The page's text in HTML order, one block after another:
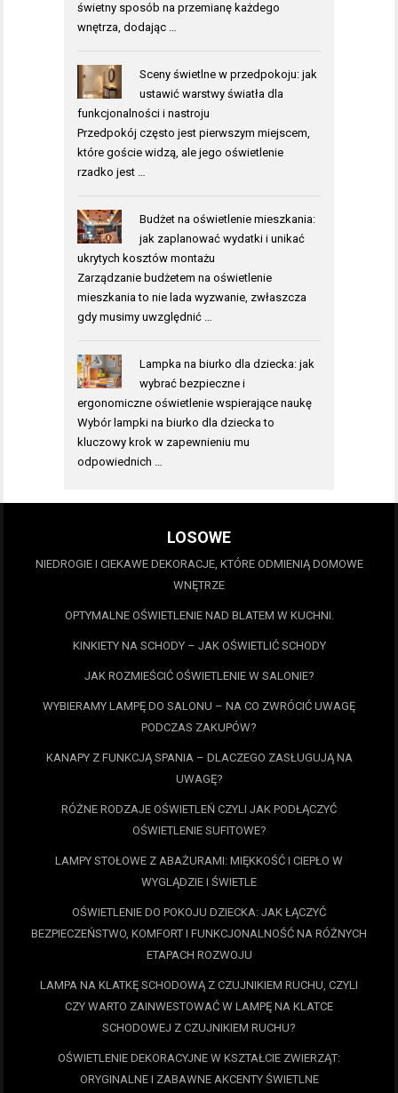
świetny sposób na przemianę każdego
wnętrza, dodając …
Sceny świetlne w przedpokoju: jak
ustawić warstwy światła dla
funkcjonalności i nastroju
Przedpokój często jest pierwszym miejscem,
które goście widzą, ale jego oświetlenie
rzadko jest …
Budżet na oświetlenie mieszkania:
jak zaplanować wydatki i unikać
ukrytych kosztów montażu
Zarządzanie budżetem na oświetlenie
mieszkania to nie lada wyzwanie, zwłaszcza
gdy musimy uwzględnić …
Lampka na biurko dla dziecka: jak
wybrać bezpieczne i
ergonomiczne oświetlenie wspierające naukę
Wybór lampki na biurko dla dziecka to
kluczowy krok w zapewnieniu mu
odpowiednich …
LOSOWE
NIEDROGIE I CIEKAWE DEKORACJE, KTÓRE ODMIENIĄ DOMOWE
WNĘTRZE
OPTYMALNE OŚWIETLENIE NAD BLATEM W KUCHNI.
KINKIETY NA SCHODY – JAK OŚWIETLIĆ SCHODY
JAK ROZMIEŚCIĆ OŚWIETLENIE W SALONIE?
WYBIERAMY LAMPĘ DO SALONU – NA CO ZWRÓCIĆ UWAGĘ
PODCZAS ZAKUPÓW?
KANAPY Z FUNKCJĄ SPANIA – DLACZEGO ZASŁUGUJĄ NA
UWAGĘ?
RÓŻNE RODZAJE OŚWIETLEŃ CZYLI JAK PODŁĄCZYĆ
OŚWIETLENIE SUFITOWE?
LAMPY STOŁOWE Z ABAŻURAMI: MIĘKKOŚĆ I CIEPŁO W
WYGLĄDZIE I ŚWIETLE
OŚWIETLENIE DO POKOJU DZIECKA: JAK ŁĄCZYĆ
BEZPIECZEŃSTWO, KOMFORT I FUNKCJONALNOŚĆ NA RÓŻNYCH
ETAPACH ROZWOJU
LAMPA NA KLATKĘ SCHODOWĄ Z CZUJNIKIEM RUCHU, CZYLI
CZY WARTO ZAINWESTOWAĆ W LAMPĘ NA KLATCE
SCHODOWEJ Z CZUJNIKIEM RUCHU?
OŚWIETLENIE DEKORACYJNE W KSZTAŁCIE ZWIERZĄT:
ORYGINALNE I ZABAWNE AKCENTY ŚWIETLNE